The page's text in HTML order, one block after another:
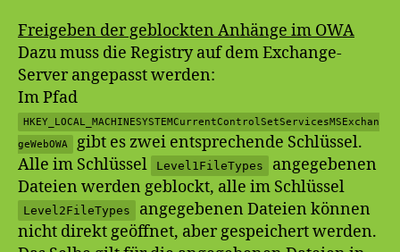
Freigeben der geblockten Anhänge im OWA
Dazu muss die Registry auf dem Exchange-
Server angepasst werden:
Im Pfad
HKEY_LOCAL_MACHINESYSTEMCurrentControlSetServicesMSExchan
geWebOWA
gibt es zwei entsprechende Schlüssel.
Alle im Schlüssel
Level1FileTypes
angegebenen
Dateien werden geblockt, alle im Schlüssel
Level2FileTypes
angegebenen Dateien können
nicht direkt geöffnet, aber gespeichert werden.